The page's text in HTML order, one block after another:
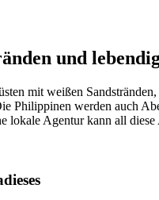
und
mit weißen
Philippinen werden auch
lokale Agentur kann all